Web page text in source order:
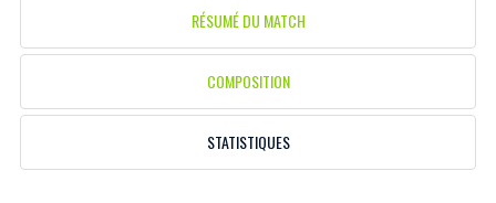
RÉSUMÉ DU MATCH
COMPOSITION
STATISTIQUES